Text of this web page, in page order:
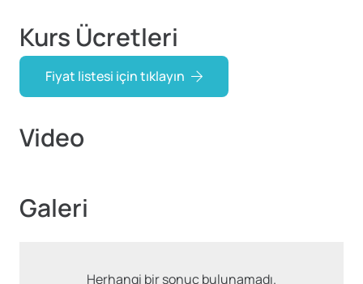
Kurs Ücretleri
Fiyat listesi için tıklayın
Video
Galeri
Herhangi bir sonuç bulunamadı.